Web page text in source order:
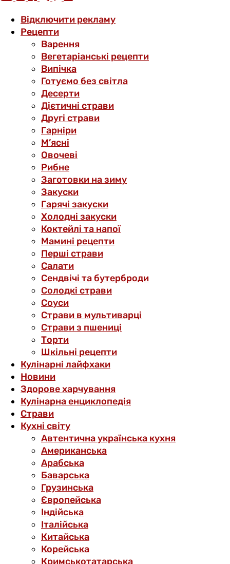
Відключити рекламу
Рецепти
Варення
Вегетаріанські рецепти
Випічка
Готуємо без світла
Десерти
Дієтичні страви
Другі страви
Гарніри
М’ясні
Овочеві
Рибне
Заготовки на зиму
Закуски
Гарячі закуски
Холодні закуски
Коктейлі та напої
Мамині рецепти
Перші страви
Салати
Сендвічі та бутерброди
Солодкі страви
Соуси
Страви в мультиварці
Страви з пшениці
Торти
Шкільні рецепти
Кулінарні лайфхаки
Новини
Здорове харчування
Кулінарна енциклопедія
Страви
Кухні світу
Автентична українська кухня
Американська
Арабська
Баварська
Грузинська
Європейська
Індійська
Італійська
Китайська
Корейська
Кримськотатарська